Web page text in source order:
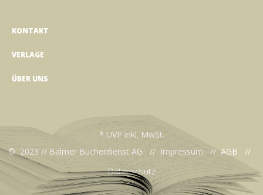
KONTAKT
VERLAGE
ÜBER UNS
* UVP inkl. MwSt.
© 2023 // Balmer Bücherdienst AG // Impressum // AGB //
Datenschutz